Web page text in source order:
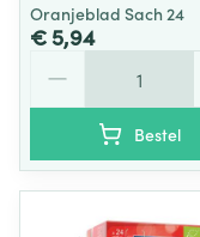
Oranjeblad Sach 24
€ 5,94
Bestel